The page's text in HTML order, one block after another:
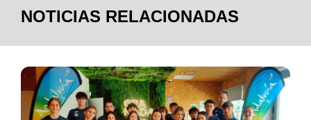
NOTICIAS RELACIONADAS